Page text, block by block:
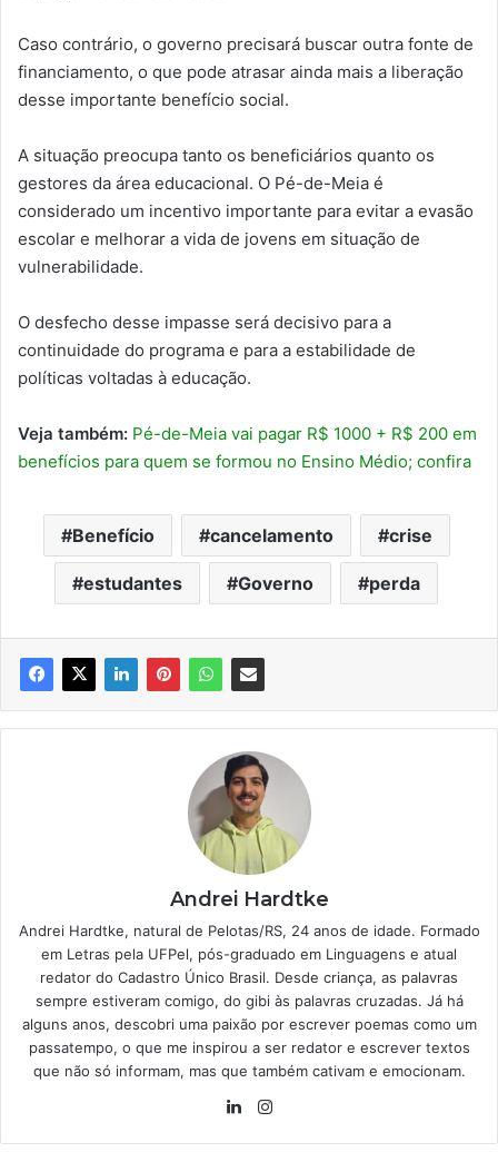
Caso contrário, o governo precisará buscar outra fonte de
financiamento, o que pode atrasar ainda mais a liberação
desse importante benefício social.
A situação preocupa tanto os beneficiários quanto os
gestores da área educacional. O Pé-de-Meia é
considerado um incentivo importante para evitar a evasão
escolar e melhorar a vida de jovens em situação de
vulnerabilidade.
O desfecho desse impasse será decisivo para a
continuidade do programa e para a estabilidade de
políticas voltadas à educação.
Veja também: Pé-de-Meia vai pagar R$ 1000 + R$ 200 em
benefícios para quem se formou no Ensino Médio; confira
Benefício cancelamento crise
estudantes Governo perda
Andrei Hardtke
Andrei Hardtke, natural de Pelotas/RS, 24 anos de idade. Formado
em Letras pela UFPel, pós-graduado em Linguagens e atual
redator do Cadastro Único Brasil. Desde criança, as palavras
sempre estiveram comigo, do gibi às palavras cruzadas. Já há
alguns anos, descobri uma paixão por escrever poemas como um
passatempo, o que me inspirou a ser redator e escrever textos
que não só informam, mas que também cativam e emocionam.
Linkedin